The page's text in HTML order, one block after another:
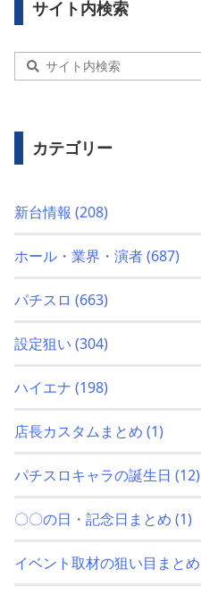
サイト内検索
カテゴリー
新台情報 (208)
ホール・業界・演者(687)
パチスロ (663)
設定狙い (304)
ハイエナ (198)
店長カスタムまとめ (1)
パチスロキャラの誕生日 (12)
〇〇の日・記念日まとめ (1)
イベント取材の狙い目まとめ